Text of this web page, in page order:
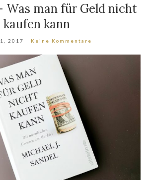
Was man für Geld nicht
kaufen kann
2017 Keine Kommentare